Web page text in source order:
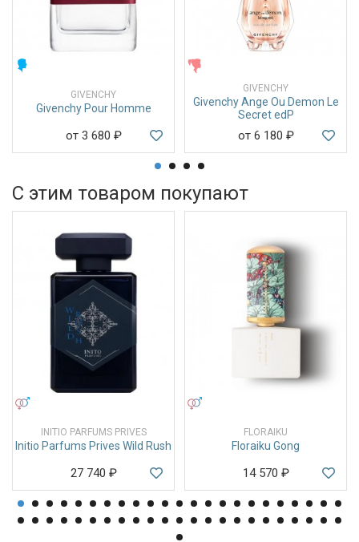
GIVENCHY
Givenchy Pour Homme
от 3 680 ₽
GIVENCHY
Givenchy Ange Ou Demon Le
Secret edP
от 6 180 ₽
С этим товаром покупают
INITIO PARFUMS PRIVES
Initio Parfums Prives Wild Rush
27 740 ₽
FLORAIKU
Floraiku Gong
14 570 ₽